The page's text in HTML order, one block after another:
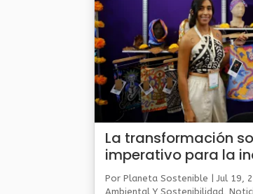
La transformación
imperativo para la
moda en México
PorPlaneta Sostenible |Jul 19,
Ambiental Y Sostenibilidad
,